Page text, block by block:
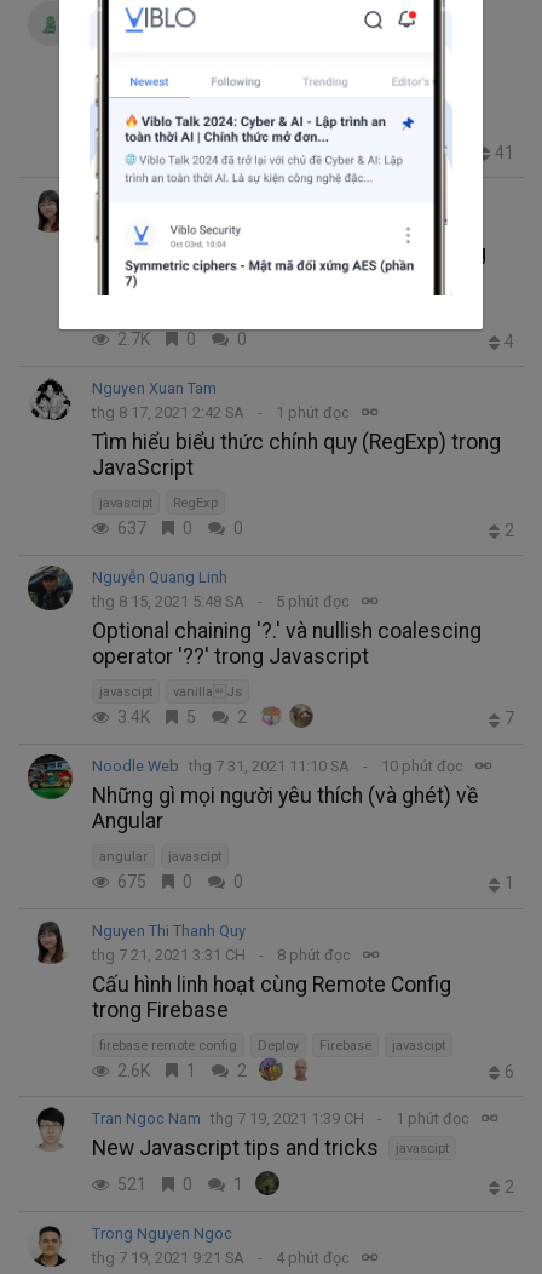
Thanh Hung
thg 8 19, 2021 2:39 CH
Tham chiếu và tham trị trong JavaScript
reference type value type javascipt
24.7K 29 3 41
Nguyen Thi Thanh Quy
thg 8 18, 2021 6:13 SA
Xử lý ảnh phía backend cùng Canvas trong
Nodejs
2.7K 0 0 4
Nguyen Xuan Tam
thg 8 17, 2021 2:42 SA
1 phút đọc
Tìm hiểu biểu thức chính quy (RegExp) trong
JavaScript
javascipt RegExp
637 0 0 2
Nguyễn Quang Linh
thg 8 15, 2021 5:48 SA
5 phút đọc
Optional chaining '?.' và nullish coalescing
operator '??' trong Javascript
javascipt vanillaJs
3.4K 5 2 7
Noodle Web thg 7 31, 2021 11:10 SA 10 phút đọc
Những gì mọi người yêu thích (và ghét) về
Angular
angular javascipt
675 0 0 1
Nguyen Thi Thanh Quy
thg 7 21, 2021 3:31 CH
8 phút đọc
Cấu hình linh hoạt cùng Remote Config
trong Firebase
firebase remote config Deploy Firebase javascipt
2.6K 1 2 6
Tran Ngoc Nam thg 7 19, 2021 1:39 CH 1 phút đọc
New Javascript tips and tricks javascipt
521 0 1 2
Trong Nguyen Ngoc
thg 7 19, 2021 9:21 SA
4 phút đọc